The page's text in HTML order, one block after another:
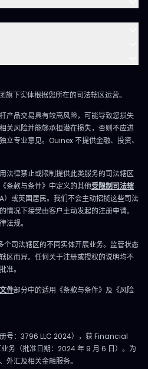
旗下实体根据您所在的司法辖区运营。
产品交易具有较高风险，可能导致您损失
关风险并能够承担潜在损失，否则不应进
立专业意见。Ouinex 不提供金融、投资、
法律禁止或限制提供此类服务的司法辖区
条款与条件》中定义的其他受限制司法辖
）或英国居民。我们不会主动招揽这些司法
情况下接受由客户主动发起的注册申请。
法规。
个司法辖区的不同实体开展业务。监管状态
区而异。任何关于注册或授权的说明均不
准。
件部分中的适用《条款与条件》及《风险
号：3796 LLC 2024），获 Financial
务（批准日期：2024 年 9 月 6 日）。为
外汇及相关金融服务。